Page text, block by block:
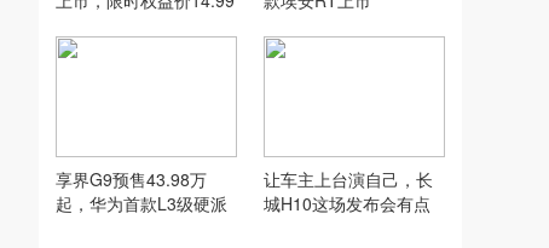
享界G9预售43.98万
起，华为首款L3级硬派
让车主上台演自己，长
城H10这场发布会有点